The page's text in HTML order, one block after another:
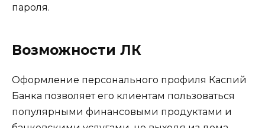
пароля.
Возможности ЛК
Оформление персонального профиля Каспий
Банка позволяет его клиентам пользоваться
популярными финансовыми продуктами и